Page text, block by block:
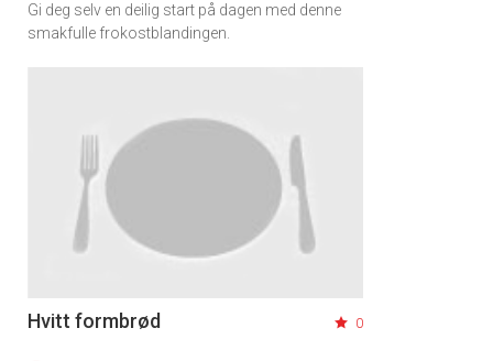
Gi deg selv en deilig start på dagen med denne
smakfulle frokostblandingen.
Hvitt formbrød 0